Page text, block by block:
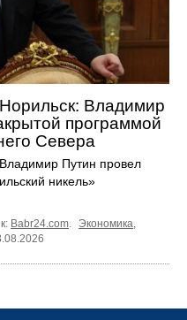
Владимир
программой
Севера
Путин провел
никель»
Babr24.com. Экономика,